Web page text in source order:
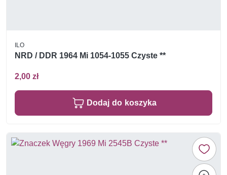
ILO
NRD / DDR 1964 Mi 1054-1055 Czyste **
2,00 zł
Dodaj do koszyka